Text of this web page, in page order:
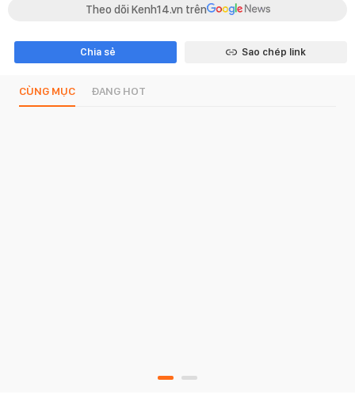
Theo dõi Kenh14.vn trên
Chia sẻ Sao chép link
CÙNG MỤC ĐANG HOT